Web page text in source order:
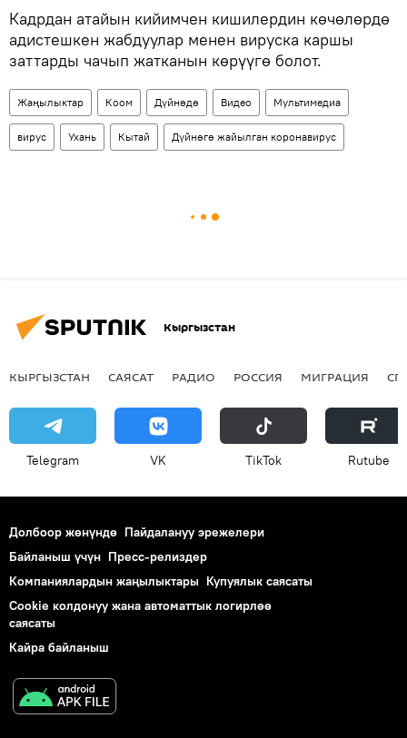
Кадрдан атайын кийимчен кишилердин көчөлөрдө
адистешкен жабдуулар менен вируска каршы
заттарды чачып жатканын көрүүгө болот.
Жаңылыктар Коом Дүйнөдө Видео Мультимедиа
вирус Ухань Кытай Дүйнөгө жайылган коронавирус
Кыргызстан
КЫРГЫЗСТАН САЯСАТ РАДИО РОССИЯ МИГРАЦИЯ
Telegram VK ТikТоk Rutube
Долбоор жөнүндө Пайдалануу эрежелери
Байланыш үчүн Пресс-релиздер
Компаниялардын жаңылыктары Купуялык саясаты
Cookie колдонуу жана автоматтык логирлөө
саясаты
Кайра байланыш